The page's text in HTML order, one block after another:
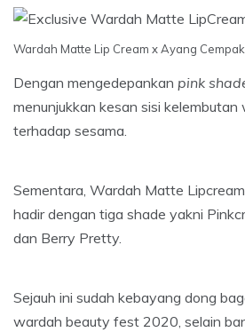
Wardah Matte Lip Cream x Ayang
Dengan mengedepankan pink
menunjukkan kesan sisi
terhadap sesama.
Sementara, Wardah Matte
hadir dengan tiga shade yakni
dan Berry Pretty.
Sejauh ini sudah kebayang dong
wardah beauty fest 2020, selain